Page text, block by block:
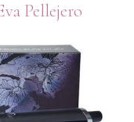
Pellejero